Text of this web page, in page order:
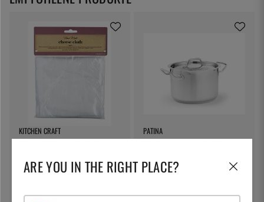
KITCHEN CRAFT
Käsetuch, Filtertuch - Kitchen
7 €
PATINA
Nudeltopf mit verschließbarem
54 €
ARE YOU IN THE RIGHT PLACE?